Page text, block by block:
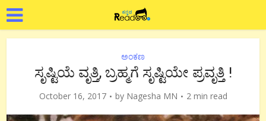
ಅಂಕಣ
ಸೃಷ್ಟಿಯೆ ವೃತ್ತಿ, ಬ್ರಹ್ಮಗೆ ಸೃಷ್ಟಿಯೇ ಪ್ರವೃತ್ತಿ !
October 16, 2017 by Nagesha MN 2 min read